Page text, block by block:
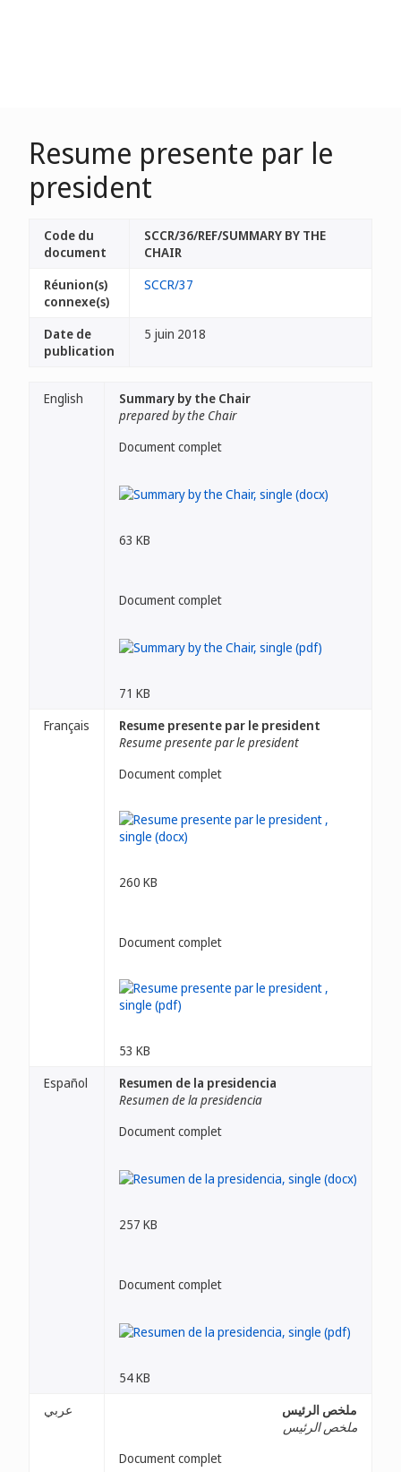
Resume presente par le
president
Code du
document
SCCR/36/REF/SUMMARY BY THE
CHAIR
Réunion(s)
connexe(s)
SCCR/37
Date de
publication
5 juin 2018
English
Summary by the Chair
prepared by the Chair
Document complet
63 KB
Document complet
71 KB
Français
Resume presente par le president
Resume presente par le president
Document complet
260 KB
Document complet
53 KB
Español
Resumen de la presidencia
Resumen de la presidencia
Document complet
257 KB
Document complet
54 KB
عربي
ملخص الرئيس
ملخص الرئيس
Document complet